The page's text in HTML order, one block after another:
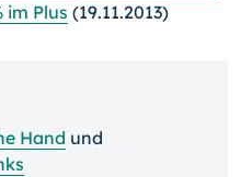
im Plus (19.11.2013)
Hand und